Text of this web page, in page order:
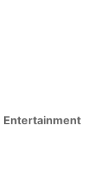
Entertainment